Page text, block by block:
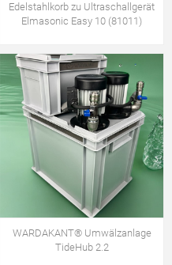
Edelstahlkorb zu Ultraschallgerät
Elmasonic Easy 10 (81011)
WARDAKANT® Umwälzanlage
TideHub 2.2